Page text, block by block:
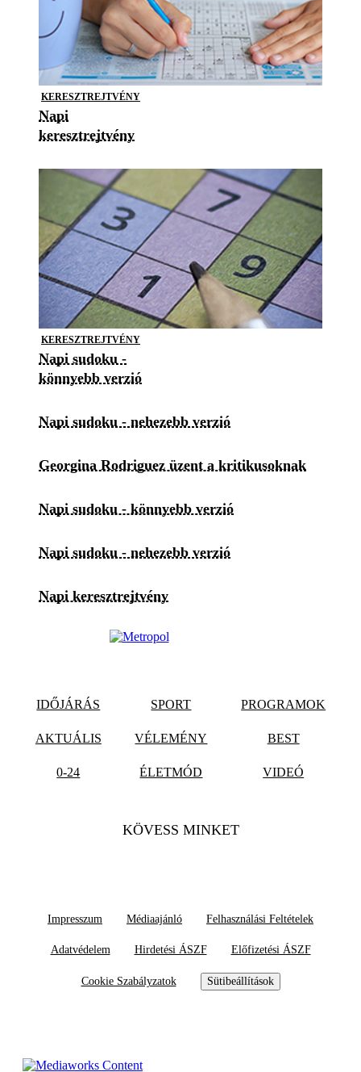
KERESZTREJTVÉNY
Napi
keresztrejtvény
KERESZTREJTVÉNY
Napi sudoku -
könnyebb verzió
Napi sudoku - nehezebb verzió
Georgina Rodriguez üzent a kritikusoknak
Napi sudoku - könnyebb verzió
Napi sudoku - nehezebb verzió
Napi keresztrejtvény
IDŐJÁRÁS SPORT PROGRAMOK
AKTUÁLIS VÉLEMÉNY BEST
0-24 ÉLETMÓD VIDEÓ
KÖVESS MINKET
Impresszum Médiaajánló Felhasználási Feltételek
Adatvédelem Hirdetési ÁSZF Előfizetési ÁSZF
Cookie Szabályzatok Sütibeállítások